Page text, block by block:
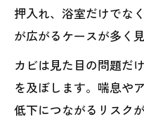
押入れ、浴室だけでな
が広がるケースが多く
カビは見た目の問題だ
を及ぼします。喘息や
低下につながるリスク